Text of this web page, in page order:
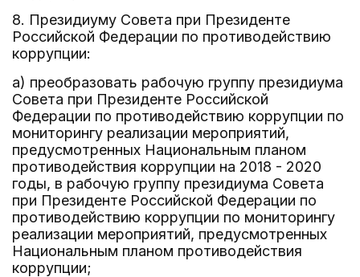
8. Президиуму Совета при Президенте
Российской Федерации по противодействию
коррупции:
а) преобразовать рабочую группу президиума
Совета при Президенте Российской
Федерации по противодействию коррупции по
мониторингу реализации мероприятий,
предусмотренных Национальным планом
противодействия коррупции на 2018 - 2020
годы, в рабочую группу президиума Совета
при Президенте Российской Федерации по
противодействию коррупции по мониторингу
реализации мероприятий, предусмотренных
Национальным планом противодействия
коррупции;